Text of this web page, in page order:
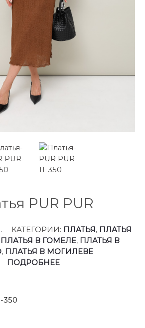
PUR PUR
КАТЕГОРИИ: ПЛАТЬЯ, ПЛАТЬЯ
ПЛАТЬЯ В ГОМЕЛЕ, ПЛАТЬЯ В
, ПЛАТЬЯ В МОГИЛЕВЕ
ПОДРОБНЕЕ
350